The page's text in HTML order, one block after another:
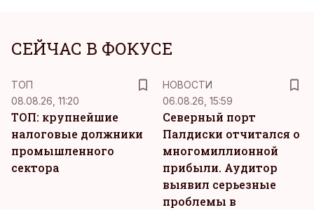
СЕЙЧАС В ФОКУСЕ
ТОП
08.08.26, 11:20
ТОП: крупнейшие
налоговые должники
промышленного
сектора
НОВОСТИ
06.08.26, 15:59
Северный порт
Палдиски отчитался о
многомиллионной
прибыли. Аудитор
выявил серьезные
проблемы в